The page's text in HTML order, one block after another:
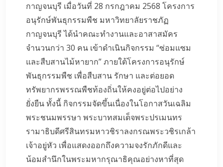
กาญจนบุรี เมื่อวันที่ 28 กรกฎาคม 2568 โครงการ
อนุรักษ์พันธุกรรมพืช มหาวิทยาลัยราชภัฏ
กาญจนบุรี ได้นำคณะทำงานและอาสาสมัคร
จำนวนกว่า 30 คน เข้าดำเนินกิจกรรม “ซ่อมแซม
และสืบสานไม้หายาก” ภายใต้โครงการอนุรักษ์
พันธุกรรมพืช เพื่อสืบสาน รักษา และต่อยอด
ทรัพยากรพรรณพืชท้องถิ่นให้คงอยู่ต่อไปอย่าง
ยั่งยืน ทั้งนี้ กิจกรรมจัดขึ้นเนื่องในโอกาสวันเฉลิม
พระชนมพรรษา พระบาทสมเด็จพระปรเมนทร
รามาธิบดีศรีสินทรมหาวชิราลงกรณพระวชิรเกล้า
เจ้าอยู่หัว เพื่อแสดงออกถึงความจงรักภักดีและ
น้อมสำนึกในพระมหากรุณาธิคุณอย่างหาที่สุด